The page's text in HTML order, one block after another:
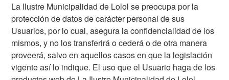
La Ilustre Municipalidad de Lolol se preocupa por la
protección de datos de carácter personal de sus
Usuarios, por lo cual, asegura la confidencialidad de los
mismos, y no los transferirá o cederá o de otra manera
proveerá, salvo en aquellos casos en que la legislación
vigente así lo indique. El uso que el Usuario haga de los